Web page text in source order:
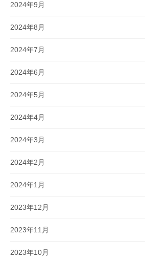
2024年9月
2024年8月
2024年7月
2024年6月
2024年5月
2024年4月
2024年3月
2024年2月
2024年1月
2023年12月
2023年11月
2023年10月